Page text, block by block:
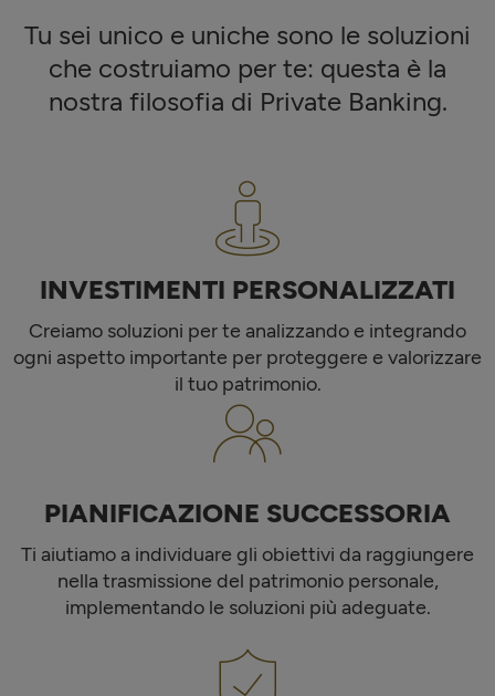
Tu sei unico e uniche sono le soluzioni
che costruiamo per te: questa è la
nostra filosofia di Private Banking.
INVESTIMENTI PERSONALIZZATI
Creiamo soluzioni per te analizzando e integrando
ogni aspetto importante per proteggere e valorizzare
il tuo patrimonio.
PIANIFICAZIONE SUCCESSORIA
Ti aiutiamo a individuare gli obiettivi da raggiungere
nella trasmissione del patrimonio personale,
implementando le soluzioni più adeguate.